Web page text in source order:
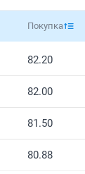
Покупка
82.20
82.00
81.50
80.88